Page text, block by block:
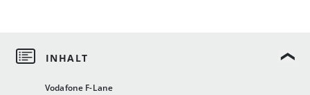
Vodafone F-Lane